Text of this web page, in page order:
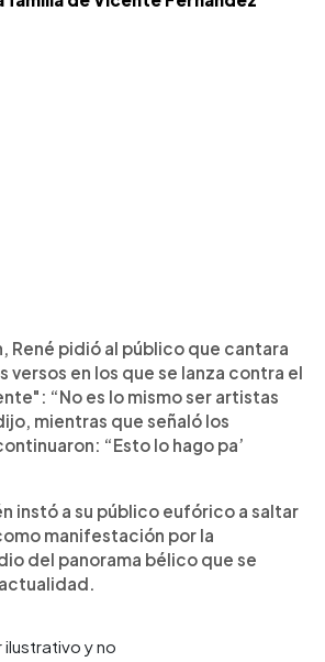
René pidió al público que cantara
versos en los que se lanza contra el
“No es lo mismo ser artistas
mientras que señaló los
“Esto lo hago pa’
instó a su público eufórico a saltar
manifestación por la
del panorama bélico que se
y no